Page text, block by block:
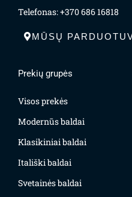
Telefonas: +370 686 16818
MŪSŲ
Prekių grupės
Visos prekės
Modernūs baldai
Klasikiniai baldai
Itališki baldai
Svetainės baldai